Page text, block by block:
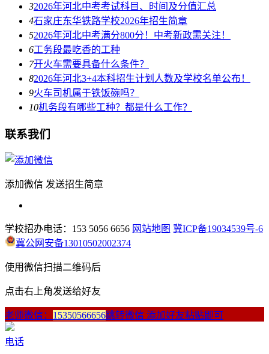
32026年河北中考考试科目、时间及分值汇总
4石家庄东华铁路学校2026年招生简章
52026年河北中考满分800分！中考新政需关注！
6工务段最吃香的工种
7开火车需要具备什么条件？
82026年河北3+4本科招生计划人数及学校名单公布！
9火车司机属于铁饭碗吗？
10机务段有哪些工种？都是什么工作？
联系我们
添加微信 发送招生简章
学校招办电话：153 5056 6656 网站地图 冀ICP备19034539号-6
冀公网安备13010502002374
使用微信扫描二维码后
点击右上角发送给好友
老师微信： 15350566656跳转微信 添加好友粘贴即可
电话